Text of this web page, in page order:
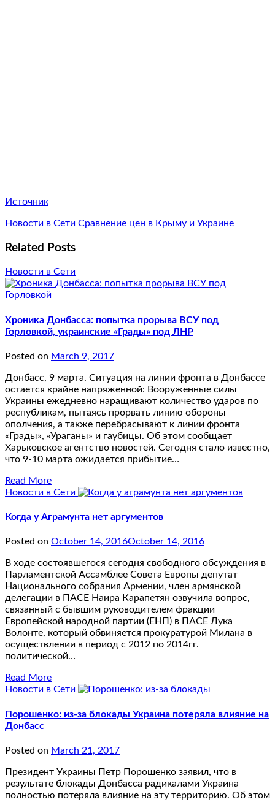
Источник
Новости в Сети Сравнение цен в Крыму и Украине
Related Posts
Новости в Сети
Хроника Донбасса: попытка прорыва ВСУ под
Горловкой, украинские «Грады» под ЛНР
Posted on March 9, 2017
Донбасс, 9 марта. Ситуация на линии фронта в Донбассе
остается крайне напряженной: Вооруженные силы
Украины ежедневно наращивают количество ударов по
республикам, пытаясь прорвать линию обороны
ополчения, а также перебрасывают к линии фронта
«Грады», «Ураганы» и гаубицы. Об этом сообщает
Харьковское агентство новостей. Сегодня стало известно,
что 9-10 марта ожидается прибытие…
Read More
Новости в Сети
Когда у Аграмунта нет аргументов
Posted on October 14, 2016October 14, 2016
В ходе состоявшегося сегодня свободного обсуждения в
Парламентской Ассамблее Совета Европы депутат
Национального собрания Армении, член армянской
делегации в ПАСЕ Наира Карапетян озвучила вопрос,
связанный с бывшим руководителем фракции
Европейской народной партии (ЕНП) в ПАСЕ Лука
Волонте, который обвиняется прокуратурой Милана в
осуществлении в период с 2012 по 2014гг.
политической…
Read More
Новости в Сети
Порошенко: из-за блокады Украина потеряла влияние на
Донбасс
Posted on March 21, 2017
Президент Украины Петр Порошенко заявил, что в
результате блокады Донбасса радикалами Украина
полностью потеряла влияние на эту территорию. Об этом